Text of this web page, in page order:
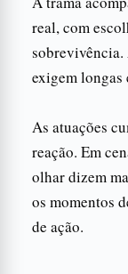
real, com
sobrevivência.
exigem longas
As atuações
reação. Em
olhar dizem
os momentos
de ação.